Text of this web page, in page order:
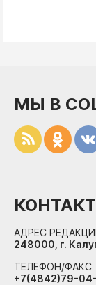
МЫ В
АДРЕС
248000, г.
ТЕЛЕФОН/ФАКС
+7(4842)79-